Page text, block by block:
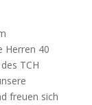
Herren 40
TCH
freuen sich